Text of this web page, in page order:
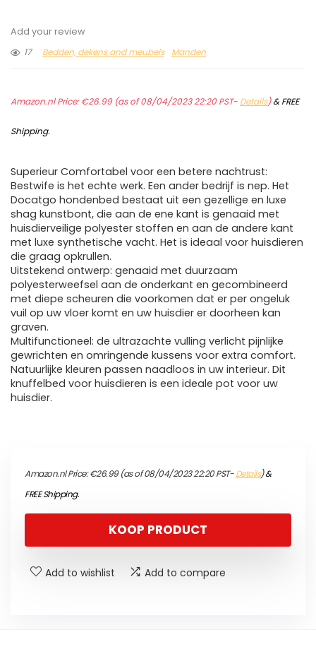
Add your review
17
Bedden, dekens and meubels Manden
Amazon.nl Price:€26.99(as of 08/04/2023 22:20 PST- Details)&FREE
Shipping.
Superieur Comfortabel voor een betere nachtrust:
Bestwife is het echte werk. Een ander bedrijf is nep. Het
Docatgo hondenbed bestaat uit een gezellige en luxe
shag kunstbont, die aan de ene kant is genaaid met
huisdierveilige polyester stoffen en aan de andere kant
met luxe synthetische vacht. Het is ideaal voor huisdieren
die graag opkrullen.
Uitstekend ontwerp: genaaid met duurzaam
polyesterweefsel aan de onderkant en gecombineerd
met diepe scheuren die voorkomen dat er per ongeluk
vuil op uw vloer komt en uw huisdier er doorheen kan
graven.
Multifunctioneel: de ultrazachte vulling verlicht pijnlijke
gewrichten en omringende kussens voor extra comfort.
Natuurlijke kleuren passen naadloos in uw interieur. Dit
knuffelbed voor huisdieren is een ideale pot voor uw
huisdier.
Amazon.nl Price:€26.99(as of 08/04/2023 22:20 PST-Details)&
FREE Shipping.
KOOP PRODUCT
Add to wishlist Add to compare